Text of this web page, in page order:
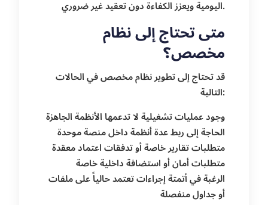
اليومية ويعزز الكفاءة دون تعقيد غير ضروري.
متى تحتاج إلى نظام
مخصص؟
قد تحتاج إلى تطوير نظام مخصص في الحالات
التالية:
وجود عمليات تشغيلية لا تدعمها الأنظمة الجاهزة
الحاجة إلى ربط عدة أنظمة داخل منصة موحدة
متطلبات تقارير خاصة أو تدفقات اعتماد معقدة
متطلبات أمان أو استضافة داخلية خاصة
الرغبة في أتمتة إجراءات تعتمد حالياً على ملفات
أو جداول منفصلة